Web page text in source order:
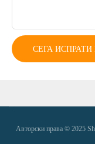
СЕГА ИСПРАТИ
Авторски права © 2025